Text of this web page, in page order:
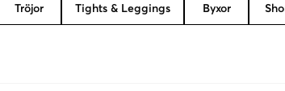
Tröjor Tights & Leggings Byxor